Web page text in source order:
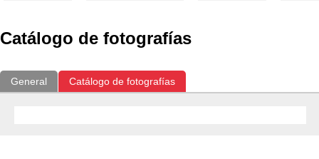
Catálogo de fotografías
General Catálogo de fotografías